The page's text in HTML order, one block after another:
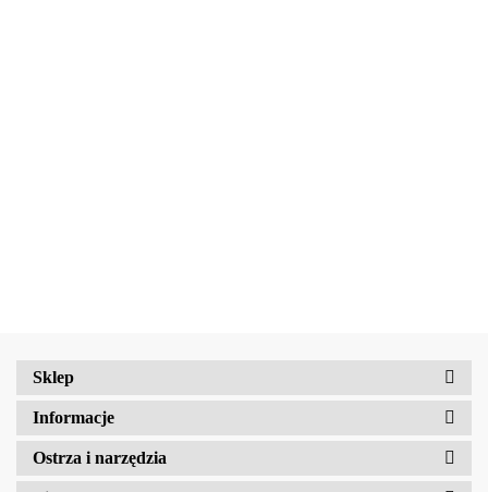
Sklep
Informacje
Ostrza i narzędzia